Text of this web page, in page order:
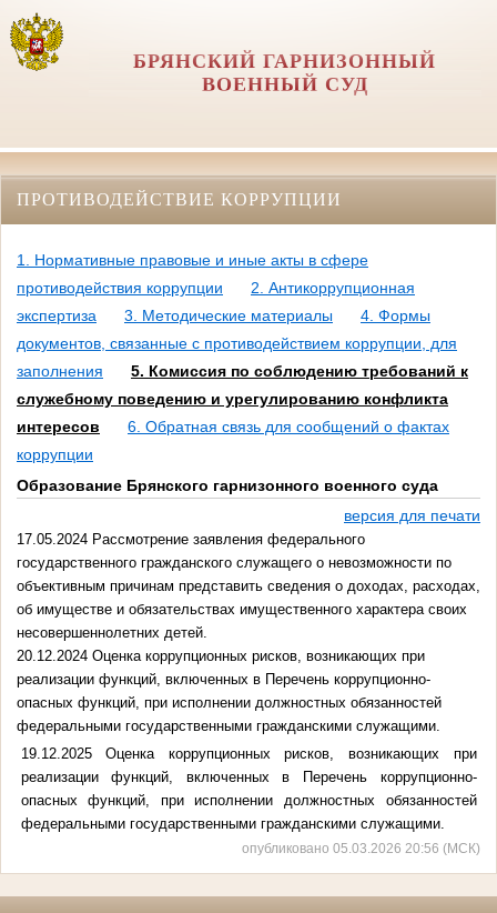
БРЯНСКИЙ ГАРНИЗОННЫЙ
ВОЕННЫЙ СУД
ПРОТИВОДЕЙСТВИЕ КОРРУПЦИИ
1. Нормативные правовые и иные акты в сфере
противодействия коррупции
2. Антикоррупционная
экспертиза
3. Методические материалы
4. Формы
документов, связанные с противодействием коррупции, для
заполнения
5. Комиссия по соблюдению требований к
служебному поведению и урегулированию конфликта
интересов
6. Обратная связь для сообщений о фактах
коррупции
Образование Брянского гарнизонного военного суда
версия для печати
17.05.2024 Рассмотрение заявления федерального
государственного гражданского служащего о невозможности по
объективным причинам представить сведения о доходах, расходах,
об имуществе и обязательствах имущественного характера своих
несовершеннолетних детей.
20.12.2024 Оценка коррупционных рисков, возникающих при
реализации функций, включенных в Перечень коррупционно-
опасных функций, при исполнении должностных обязанностей
федеральными государственными гражданскими служащими.
19.12.2025Оценка коррупционных рисков, возникающих при
реализации функций, включенных в Перечень коррупционно-
опасных функций, при исполнении должностных обязанностей
федеральными государственными гражданскими служащими.
опубликовано 05.03.2026 20:56 (МСК)